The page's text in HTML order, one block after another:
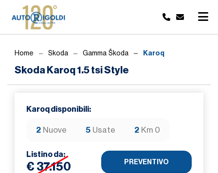
Skoda Karoq 1.5 tsi Style
Home Skoda Gamma Škoda Karoq
Karoq disponibili:
2 Nuove 5 Usate 2 Km 0
Listino da:
€ 37.150 PREVENTIVO